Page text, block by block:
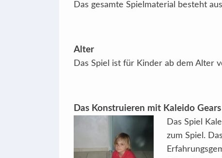
Das gesamte Spielmaterial besteht
Alter
Das Spiel ist für Kinder ab dem Alter
Das Konstruieren mit Kaleido Gears
Das Spiel
zum Spiel.